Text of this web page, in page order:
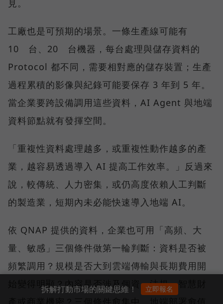
見。
工廠也是可預期的場景。一條生產線可能有
10 台、20 台機器，每台處理與儲存資料的
Protocol 都不同，需要相對應的儲存裝置；生產
過程累積的影像與紀錄可能要保存 3 年到 5 年。
當企業要跨設備調用這些資料，AI Agent 與地端
資料節點就有發揮空間。
「重複性資料處理越多，或重複性動作越多的產
業，越容易透過導入 AI 提高工作效率。」反過來
說，較傳統、人力密集，或仍高度依賴人工判斷
的製造業，短期內未必能快速導入地端 AI。
依 QNAP 提供的資料，企業也可用「高頻、大
量、敏感」三個條件做第一輪判斷：資料是否被
頻繁調用？規模是否大到雲端傳輸與長期費用開
始變得明顯？內容是否涉及個資、法規、智慧財
拆解打動市場的關鍵思維！ 立即報名